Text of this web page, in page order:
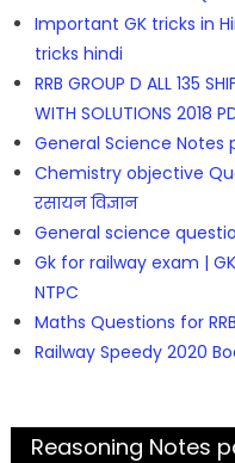
Important GK tricks in
tricks hindi
RRB GROUP D ALL 135
WITH SOLUTIONS 2018
General Science Notes
Chemistry objective
रसायन विज्ञान
General science
Gk for railway exam |
NTPC
Maths Questions for
Railway Speedy 2020
Reasoning Notes